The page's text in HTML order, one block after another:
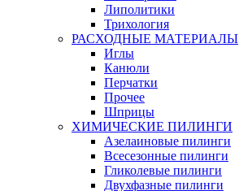
Липолитики
Трихология
РАСХОДНЫЕ МАТЕРИАЛЫ
Иглы
Канюли
Перчатки
Прочее
Шприцы
ХИМИЧЕСКИЕ ПИЛИНГИ
Азелаиновые пилинги
Всесезонные пилинги
Гликолевые пилинги
Двухфазные пилинги